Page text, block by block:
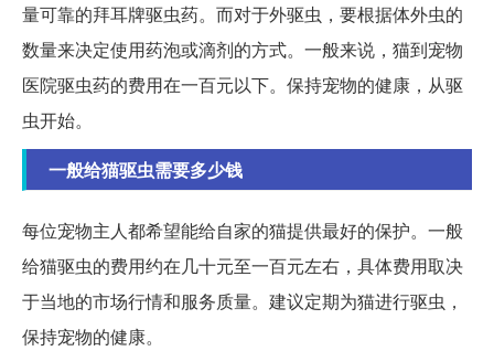
量可靠的拜耳牌驱虫药。而对于外驱虫，要根据体外虫的
数量来决定使用药泡或滴剂的方式。一般来说，猫到宠物
医院驱虫药的费用在一百元以下。保持宠物的健康，从驱
虫开始。
一般给猫驱虫需要多少钱
每位宠物主人都希望能给自家的猫提供最好的保护。一般
给猫驱虫的费用约在几十元至一百元左右，具体费用取决
于当地的市场行情和服务质量。建议定期为猫进行驱虫，
保持宠物的健康。